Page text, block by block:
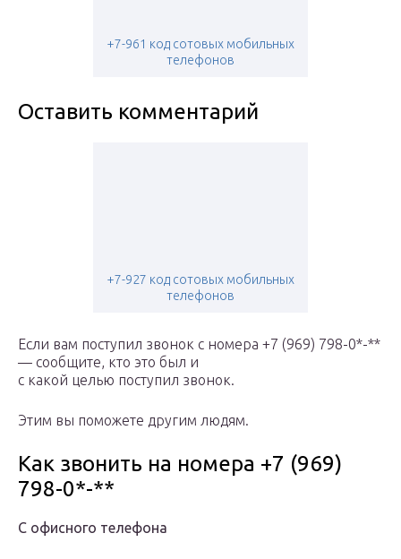
+7-961 код сотовых мобильных
телефонов
Оставить комментарий
+7-927 код сотовых мобильных
телефонов
Если вам поступил звонок с номера +7 (969) 798-0*-**
— сообщите, кто это был и
с какой целью поступил звонок.
Этим вы поможете другим людям.
Как звонить на номера +7 (969)
798-0*-**
С офисного телефона